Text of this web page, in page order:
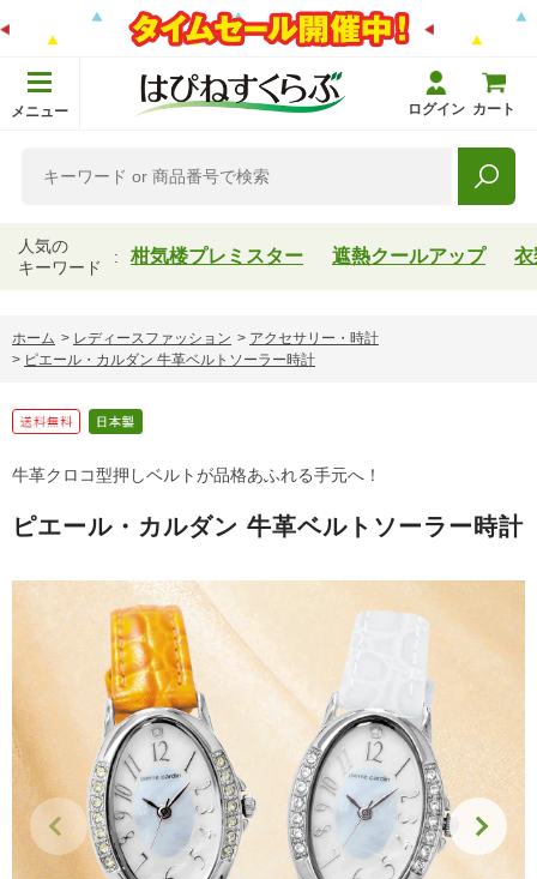
メニュー ログイン カート
人気の
キーワード
柑気楼プレミスター 遮熱クールアップ 衣
ホーム > レディースファッション > アクセサリー・時計
> ピエール・カルダン 牛革ベルトソーラー時計
牛革クロコ型押しベルトが品格あふれる手元へ！
ピエール・カルダン 牛革ベルトソーラー時計